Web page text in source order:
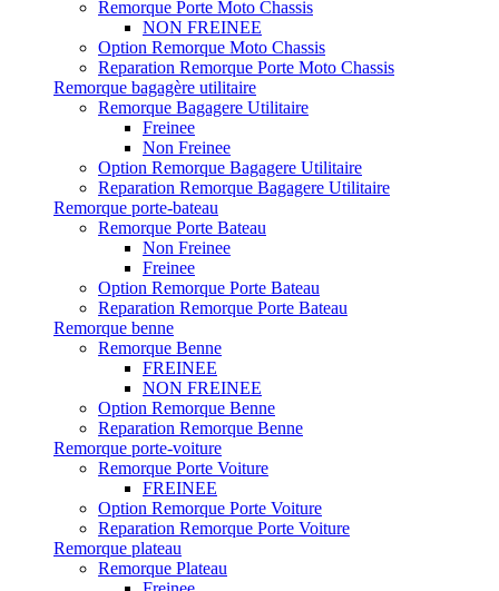
Remorque Porte Moto Chassis
NON FREINEE
Option Remorque Moto Chassis
Reparation Remorque Porte Moto Chassis
Remorque bagagère utilitaire
Remorque Bagagere Utilitaire
Freinee
Non Freinee
Option Remorque Bagagere Utilitaire
Reparation Remorque Bagagere Utilitaire
Remorque porte-bateau
Remorque Porte Bateau
Non Freinee
Freinee
Option Remorque Porte Bateau
Reparation Remorque Porte Bateau
Remorque benne
Remorque Benne
FREINEE
NON FREINEE
Option Remorque Benne
Reparation Remorque Benne
Remorque porte-voiture
Remorque Porte Voiture
FREINEE
Option Remorque Porte Voiture
Reparation Remorque Porte Voiture
Remorque plateau
Remorque Plateau